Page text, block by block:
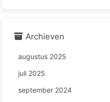
Archieven
augustus 2025
juli 2025
september 2024